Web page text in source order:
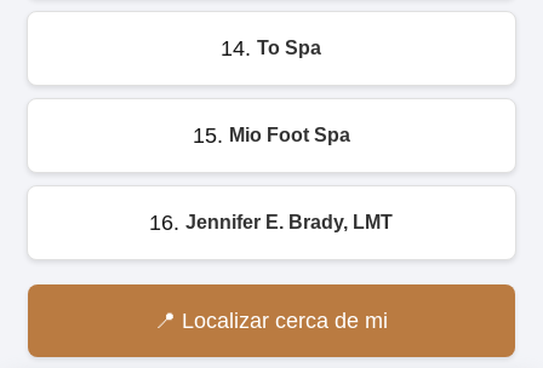
14. To Spa
15. Mio Foot Spa
16. Jennifer E. Brady, LMT
Localizar cerca de mi